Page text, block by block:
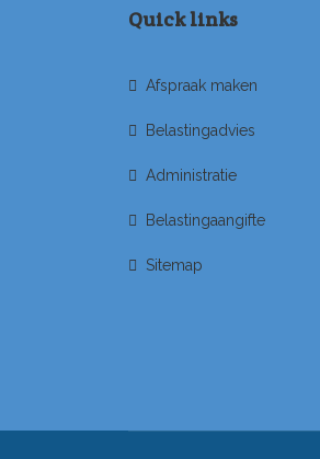
Quick links
Afspraak maken
Belastingadvies
Administratie
Belastingaangifte
Sitemap